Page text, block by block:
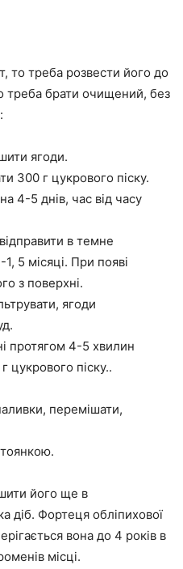
то треба розвести його до
брати очищений, без
ягоди.
300 г цукрового піску.
4-5 днів, час від часу
в темне
5 місяці. При появі
з поверхні.
ягоди
протягом 4-5 хвилин
цукрового піску..
перемішати,
його ще в
діб. Фортеця обліпихової
вона до 4 років в
місці.